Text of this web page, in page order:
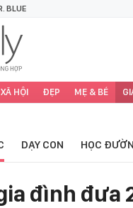
BLUE
XÃ HỘI ĐẸP MẸ & BÉ
DẠY CON HỌC
đình đưa